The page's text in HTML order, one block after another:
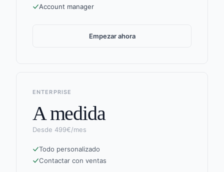
Account manager
Empezar ahora
ENTERPRISE
A medida
Desde 499€/mes
Todo personalizado
Contactar con ventas